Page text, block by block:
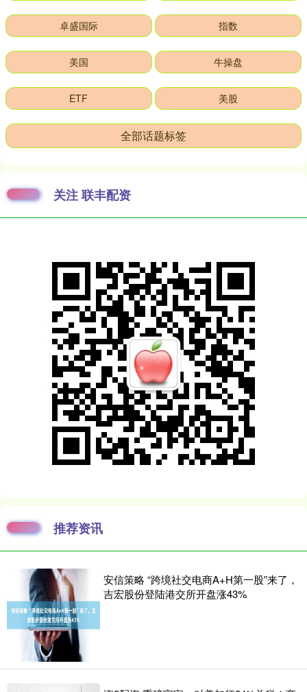
卓盛国际 指数
美国 牛操盘
ETF 美股
全部话题标签
关注 联丰配资
推荐资讯
安信策略 “跨境社交电商A+H第一股”来了，
吉宏股份登陆港交所开盘涨43%